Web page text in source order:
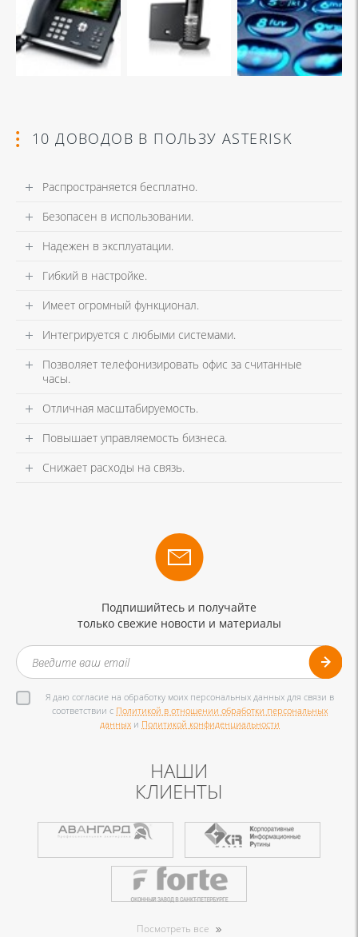
10 ДОВОДОВ В ПОЛЬЗУ ASTERISK
Распространяется бесплатно.
Безопасен в использовании.
Надежен в эксплуатации.
Гибкий в настройке.
Имеет огромный функционал.
Интегрируется с любыми системами.
Позволяет телефонизировать офис за считанные
часы.
Отличная масштабируемость.
Повышает управляемость бизнеса.
Снижает расходы на связь.
Подпишийтесь и получайте
только свежие новости и материалы
Я даю согласие на обработку моих персональных данных для связи в
соответствии с Политикой в отношении обработки персональных
данных и Политикой конфиденциальности
НАШИ
КЛИЕНТЫ
Посмотреть все